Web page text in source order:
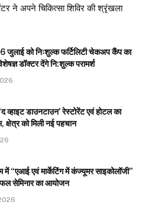
ने अपने चिकित्सा शिविर की श्रृंखला
जुलाई को निःशुल्क फर्टिलिटी चेकअप कैंप का
डॉक्टर देंगे नि:शुल्क परामर्श
व्हाइट डाउनटाउन’ रेस्टोरेंट एवं होटल का
क्षेत्र को मिली नई पहचान
“एआई एवं मार्केटिंग में कंज्यूमर साइकोलॉजी”
सेमिनार का आयोजन